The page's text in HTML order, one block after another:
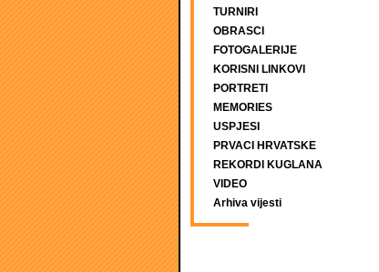
TURNIRI
OBRASCI
FOTOGALERIJE
KORISNI LINKOVI
PORTRETI
MEMORIES
USPJESI
PRVACI HRVATSKE
REKORDI KUGLANA
VIDEO
Arhiva vijesti